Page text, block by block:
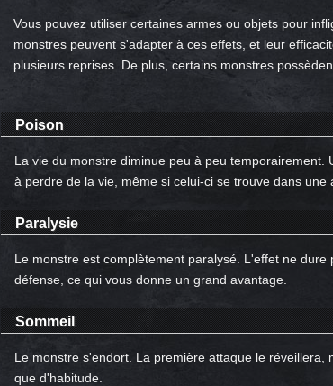
Vous pouvez utiliser certaines armes ou objets pour
monstres peuvent s'adapter à ces effets, et leur
plusieurs reprises. De plus, certains monstres
Poison
La vie du monstre diminue peu à peu
à perdre de la vie, même si celui-ci se trouve dans une
Paralysie
Le monstre est complètement paralysé. L'effet ne
défense, ce qui vous donne un grand avantage.
Sommeil
Le monstre s'endort. La première attaque le réveillera,
que d'habitude.